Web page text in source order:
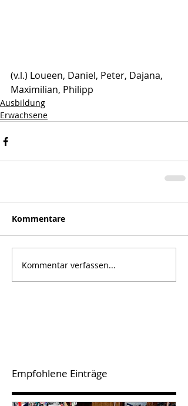
(v.l.) Loueen, Daniel, Peter, Dajana,
Maximilian, Philipp
Ausbildung
Erwachsene
Kommentare
Kommentar verfassen...
Empfohlene Einträge